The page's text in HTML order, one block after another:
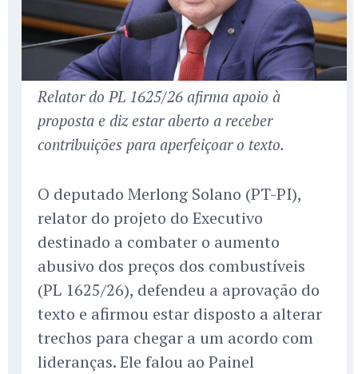
Relator do PL 1625/26 afirma apoio à
proposta e diz estar aberto a receber
contribuições para aperfeiçoar o texto.
O deputado Merlong Solano (PT-PI),
relator do projeto do Executivo
destinado a combater o aumento
abusivo dos preços dos combustíveis
(PL 1625/26), defendeu a aprovação do
texto e afirmou estar disposto a alterar
trechos para chegar a um acordo com
lideranças. Ele falou ao Painel